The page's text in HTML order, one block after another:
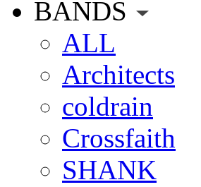
BANDS
ALL
Architects
coldrain
Crossfaith
SHANK